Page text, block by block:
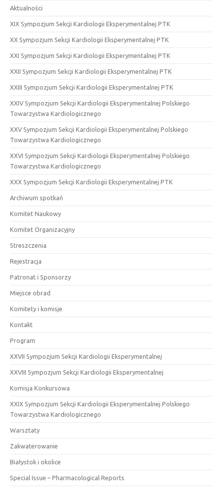
Aktualności
XIX Sympozjum Sekcji Kardiologii Eksperymentalnej PTK
XX Sympozjum Sekcji Kardiologii Eksperymentalnej PTK
XXI Sympozjum Sekcji Kardiologii Eksperymentalnej PTK
XXII Sympozjum Sekcji Kardiologii Eksperymentalnej PTK
XXIII Sympozjum Sekcji Kardiologii Eksperymentalnej PTK
XXIV Sympozjum Sekcji Kardiologii Eksperymentalnej Polskiego
Towarzystwa Kardiologicznego
XXV Sympozjum Sekcji Kardiologii Eksperymentalnej Polskiego
Towarzystwa Kardiologicznego
XXVI Sympozjum Sekcji Kardiologii Eksperymentalnej Polskiego
Towarzystwa Kardiologicznego
XXX Sympozjum Sekcji Kardiologii Eksperymentalnej PTK
Archiwum spotkań
Komitet Naukowy
Komitet Organizacyjny
Streszczenia
Rejestracja
Patronat i Sponsorzy
Miejsce obrad
Komitety i komisje
Kontakt
Program
XXVII Sympozjum Sekcji Kardiologii Eksperymentalnej
XXVIII Sympozjum Sekcji Kardiologii Eksperymentalnej
Komisja Konkursowa
XXIX Sympozjum Sekcji Kardiologii Eksperymentalnej Polskiego
Towarzystwa Kardiologicznego
Warsztaty
Zakwaterowanie
Białystok i okolice
Special Issue – Pharmacological Reports